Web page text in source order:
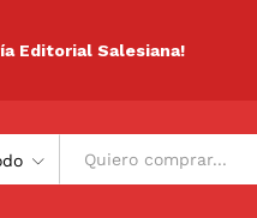
Editorial Salesiana!